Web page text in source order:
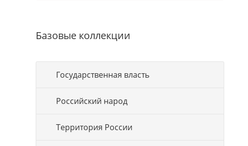
Базовые коллекции
Государственная власть
Российский народ
Территория России